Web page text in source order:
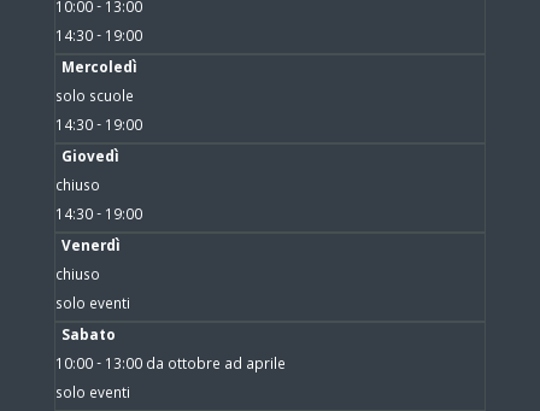
10:00 - 13:00
14:30 - 19:00
Mercoledì
solo scuole
14:30 - 19:00
Giovedì
chiuso
14:30 - 19:00
Venerdì
chiuso
solo eventi
Sabato
10:00 - 13:00 da ottobre ad aprile
solo eventi